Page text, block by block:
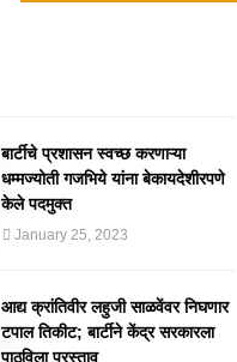
बार्टीचे प्रशासन स्वच्छ करणाऱ्या
धम्मज्योती गजभिये यांना बेकायदेशीरपणे
केले पदमुक्त
January 25, 2023
आद्य क्रांतिवीर लहुजी साळवेंवर निघणार
टपाल तिकीट; बार्टीने केंद्र सरकारला
पाठविला प्रस्ताव